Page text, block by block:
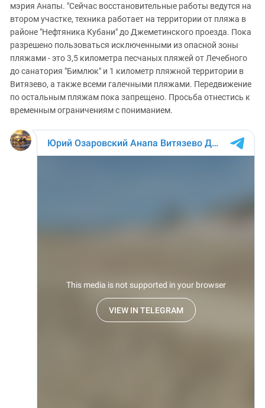
мэрия Анапы. "Сейчас восстановительные работы ведутся на
втором участке, техника работает на территории от пляжа в
районе "Нефтяника Кубани" до Джеметинского проезда. Пока
разрешено пользоваться исключенными из опасной зоны
пляжами - это 3,5 километра песчаных пляжей от Лечебного
до санатория "Бимлюк" и 1 километр пляжной территории в
Витязево, а также всеми галечными пляжами. Передвижение
по остальным пляжам пока запрещено. Просьба отнестись к
временным ограничениям с пониманием.